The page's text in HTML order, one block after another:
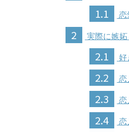
1.1 恋
2 実際に嫉妬
2.1 好
2.2 恋
2.3 恋
2.4 恋